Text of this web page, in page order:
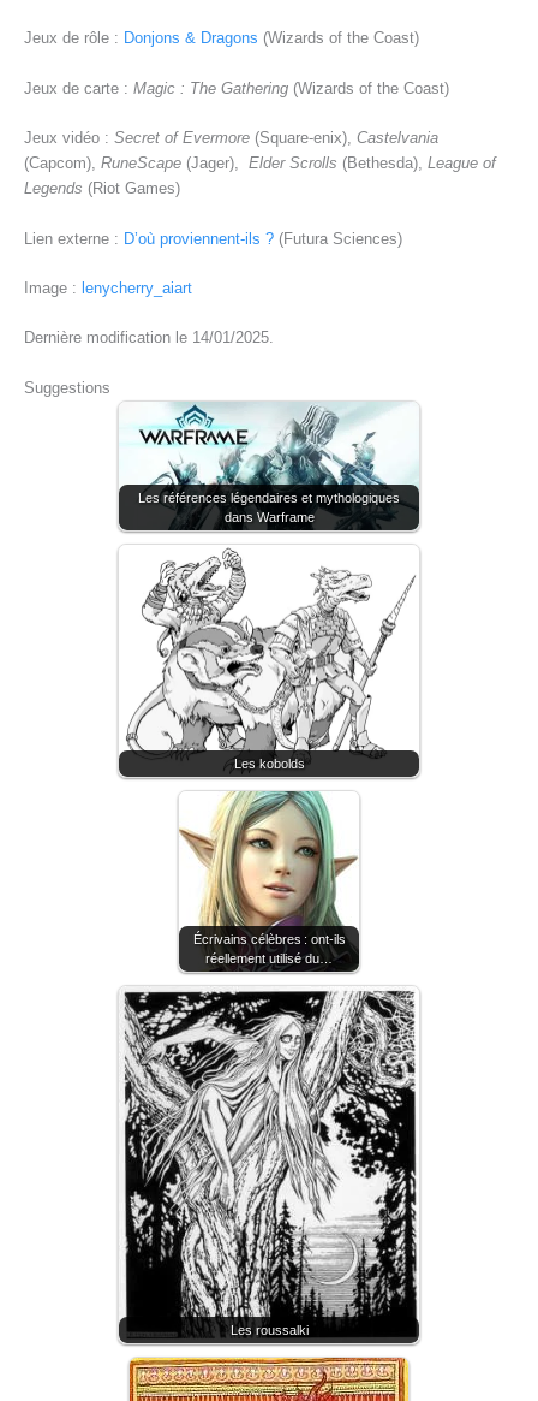
Jeux de rôle : Donjons & Dragons (Wizards of the Coast)
Jeux de carte : Magic : The Gathering (Wizards of the Coast)
Jeux vidéo : Secret of Evermore (Square-enix), Castelvania
(Capcom), RuneScape (Jager), Elder Scrolls (Bethesda), League of
Legends (Riot Games)
Lien externe : D’où proviennent-ils ? (Futura Sciences)
Image : lenycherry_aiart
Dernière modification le 14/01/2025.
Suggestions
Les références légendaires et mythologiques
dans Warframe
Les kobolds
Écrivains célèbres : ont-ils
réellement utilisé du…
Les roussalki